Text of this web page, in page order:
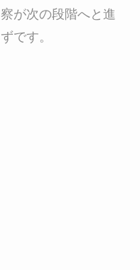
が次の段階へと進
です。